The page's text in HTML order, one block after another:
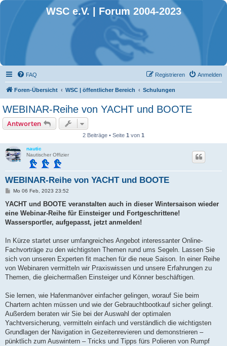
WSC e.V. | Forum 2004-2023
FAQ Anmelden
Registrieren
Foren-Übersicht WSC | öffentlicher Bereich Schulungen
WEBINAR-Reihe von YACHT und BOOTE
Antworten
2 Beiträge • Seite 1 von 1
nautic
Nautischer Offizier
WEBINAR-Reihe von YACHT und BOOTE
B
i
r
a
Mo 06 Feb, 2023 23:52
YACHT und BOOTE veranstalten auch in dieser Wintersaison wieder
eine Webinar-Reihe für Einsteiger und Fortgeschrittene!
Wassersportler, aufgepasst, jetzt anmelden!
In Kürze startet unser umfangreiches Angebot interessanter Online-
Fachvorträge zu den wichtigsten Themen rund ums Segeln. Lassen Sie
sich von unseren Experten fit machen für die neue Saison. In einer Reihe
von Webinaren vermitteln wir Praxiswissen und unsere Erfahrungen zu
Themen, die gleichermaßen Einsteiger und Könner beschäftigen.
Sie lernen, wie Hafenmanöver einfacher gelingen, worauf Sie beim
Chartern achten müssen und wie der Gebrauchtbootkauf sicher gelingt.
Außerdem beraten wir Sie bei der Auswahl der optimalen
Yachtversicherung, vermitteln einfach und verständlich die wichtigsten
Grundlagen der Navigation in Gezeitenrevieren und demonstrieren –
pünktlich zum Auswintern – Tricks und Tipps fürs Polieren von Rumpf